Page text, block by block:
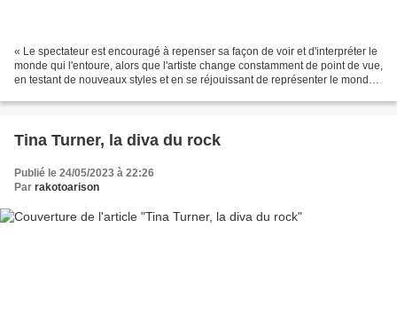
« Le spectateur est encouragé à repenser sa façon de voir et d'interpréter le
monde qui l'entoure, alors que l'artiste change constamment de point de vue,
en testant de nouveaux styles et en se réjouissant de représenter le monde
Tina Turner, la diva du rock
Publié le 24/05/2023 à 22:26
Par rakotoarison